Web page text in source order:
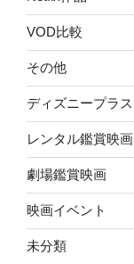
VOD比較
その他
ディズニープラス
レンタル鑑賞映画
劇場鑑賞映画
映画イベント
未分類